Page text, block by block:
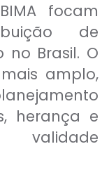
focam
de
no Brasil. O
amplo,
herança e